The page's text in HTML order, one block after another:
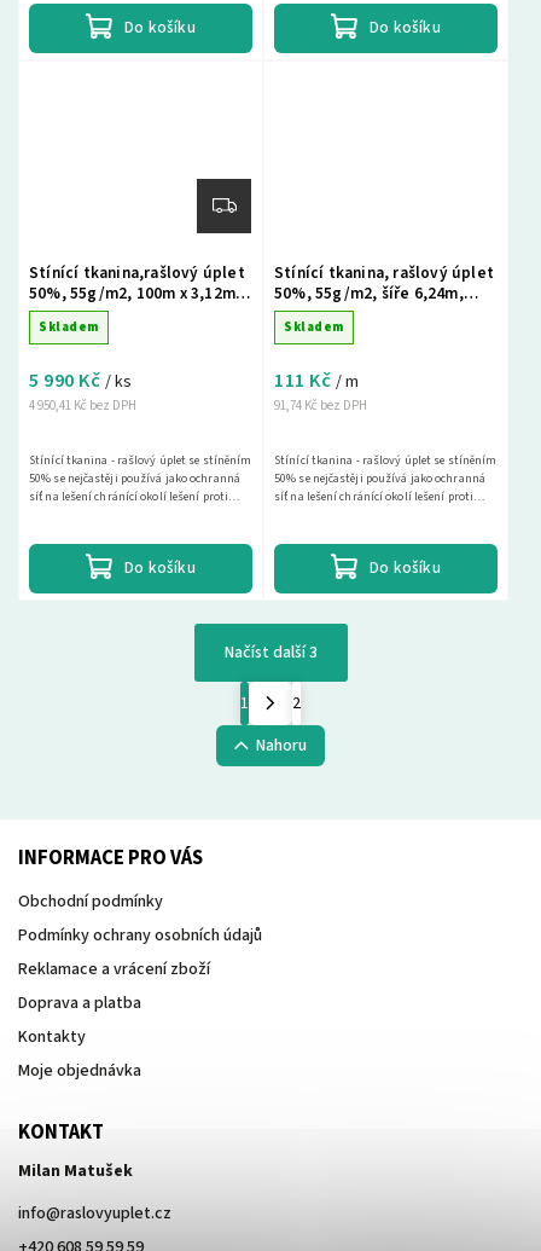
Do košíku Do košíku
Stínící tkanina,rašlový úplet
50%, 55g/m2, 100m x 3,12m -
zelená
Skladem
4 950,41 Kč bez DPH
5 990 Kč / ks
Do košíku
Stínící tkanina - rašlový úplet se stíněním
50% se nejčastěji používá jako ochranná
síť na lešení chránící okolí lešení proti
Stínící tkanina, rašlový úplet
50%, 55g/m2, šíře 6,24m,
metráž - zelená
Skladem
91,74 Kč bez DPH
111 Kč / m
Do košíku
Stínící tkanina - rašlový úplet se stíněním
50% se nejčastěji používá jako ochranná
síť na lešení chránící okolí lešení proti
Načíst další 3
1
2
Nahoru
INFORMACE PRO VÁS
Obchodní podmínky
Podmínky ochrany osobních údajů
Reklamace a vrácení zboží
Doprava a platba
Kontakty
Moje objednávka
KONTAKT
Milan Matušek
info@raslovyuplet.cz